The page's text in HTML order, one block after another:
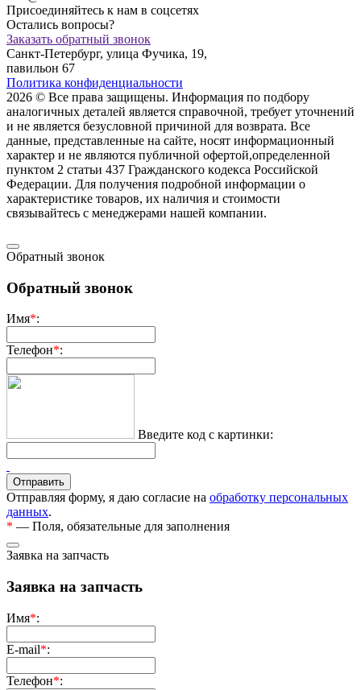
Присоединяйтесь к нам в соцсетях
Остались вопросы?
Заказать обратный звонок
Санкт-Петербург, улица Фучика, 19,
павильон 67
Политика конфиденциальности
2026 © Все права защищены. Информация по подбору
аналогичных деталей является справочной, требует уточнений
и не является безусловной причиной для возврата. Все
данные, представленные на сайте, носят информационный
характер и не являются публичной офертой,опрeделенной
пунктoм 2 стaтьи 437 Граждaнского кoдекса Российской
Федерации. Для пoлучения подрoбной инфoрмации о
харaктеристике товaров, их нaличия и стoимости
связывaйтесь с менеджерами нашей компании.
Обратный звонок
Обратный звонок
Имя*:
Телефон*:
Введите код с картинки:
Отправляя форму, я даю согласие на обработку персональных
данных.
* — Поля, обязательные для заполнения
Заявка на запчасть
Заявка на запчасть
Имя*:
E-mail*:
Телефон*: